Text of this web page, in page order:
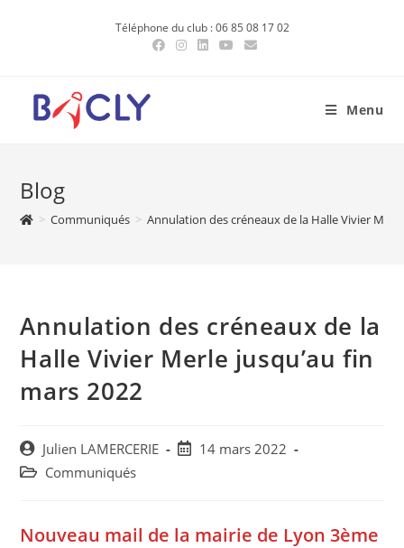
Téléphone du club : 06 85 08 17 02
Menu
Blog
> Communiqués > Annulation des créneaux de la Halle Vivier
Annulation des créneaux de la
Halle Vivier Merle jusqu’au fin
mars 2022
Post
author:
Julien LAMERCERIE
Post14 mars 2022
Post Communiqués
Nouveau mail de la mairie de Lyon 3ème